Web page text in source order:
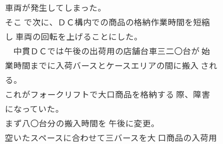
車両が発生してしまった。
そこ で次に、ＤＣ構内での商品の格納作業時間を短縮
し 車両の回転を上げることにした。
中貫ＤＣでは午後の出荷用の店舗台車三二〇台が 始
業時間までに入荷バースとケースエリアの間に搬入 され
る。
これがフォークリフトで大口商品を格納する 際、障害
になっていた。
まず八〇台分の搬入時間を 午後に変更。
空いたスペースに合わせて三バースを大 口商品の入荷用